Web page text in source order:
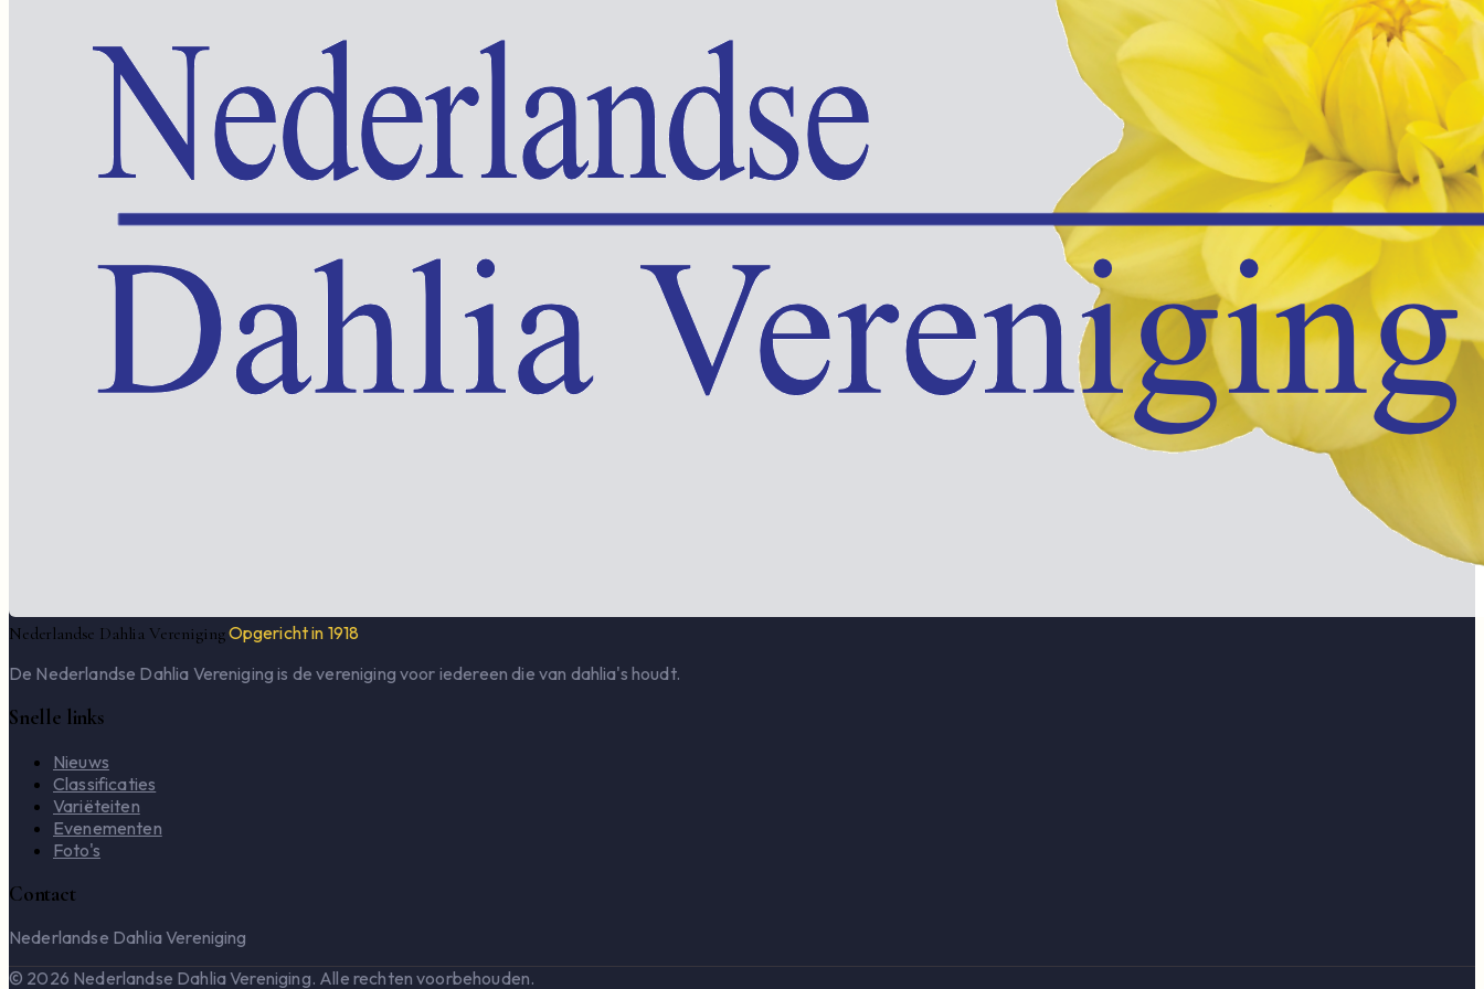
Nederlandse Dahlia VerenigingOpgericht in 1918
De Nederlandse Dahlia Vereniging is de vereniging voor iedereen die van dahlia's houdt.
Snelle links
Nieuws
Classificaties
Variëteiten
Evenementen
Foto's
Contact
Nederlandse Dahlia Vereniging
© 2026 Nederlandse Dahlia Vereniging. Alle rechten voorbehouden.